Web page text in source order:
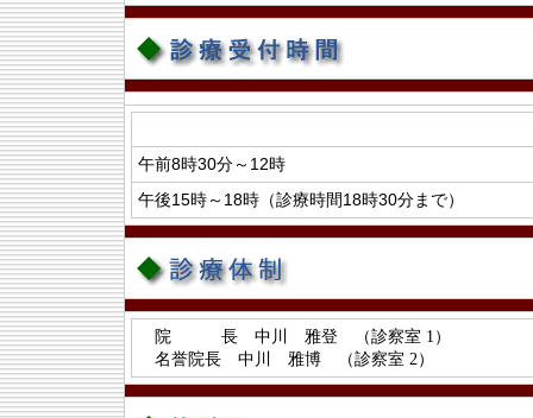
午前8時30分～12時
午後15時～18時（診療時間18時30分まで）
院 長 中川 雅登 （診察室 1）
名誉院長 中川 雅博 （診察室 2）